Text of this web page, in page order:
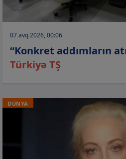
07 avq 2026, 00:06
“Konkret addımların
Türkiyə TŞ
DÜNYA